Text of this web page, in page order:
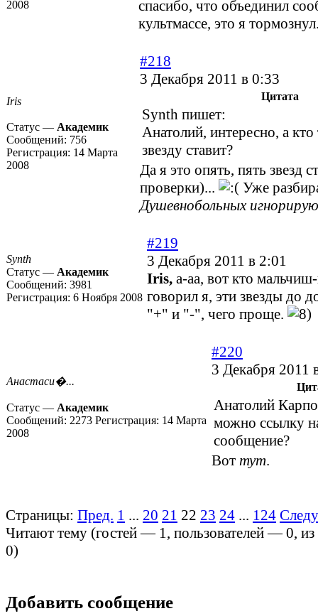
2008
спасибо, что объединил
культмассе, это я
Iris
Статус — Академик
Сообщений: 756
Регистрация: 14 Марта
2008
#218
3 Декабря 2011 в 0:33
Цитата
Synth пишет:
Анатолий, интересно, а кто
звезду ставит?
Да я это опять, пять звезд
проверки)...
Уже
Душевнобольных игнорирую
Synth
Статус — Академик
Сообщений: 3981
Регистрация: 6 Ноября 2008
#219
3 Декабря 2011 в 2:01
Iris, а-аа, вот кто
говорил я, эти звезды до
"+" и "-", чего проще.
Анастаси�...
Статус — Академик
Сообщений: 2273 Регистрация: 14 Марта
2008
#220
3 Декабря 2011
Анатолий
можно ссылку
сообщение?
Вот тут.
Страницы: Пред. 1 ... 20 21 22 23 24 ... 124
Читают тему (гостей — 1, пользователей —0,
0)
Добавить сообщение